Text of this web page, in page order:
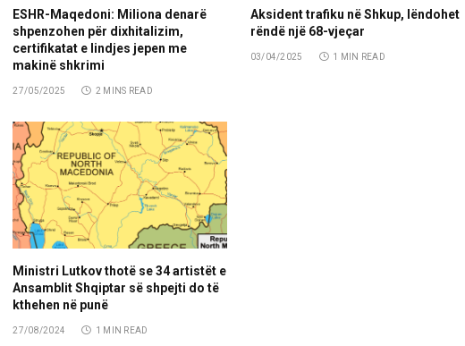
ESHR-Maqedoni: Miliona denarë
shpenzohen për dixhitalizim,
certifikatat e lindjes jepen me
makinë shkrimi
27/05/2025 2 MINS READ
Aksident trafiku në Shkup, lëndohet
rëndë një 68-vjeçar
03/04/2025 1 MIN READ
Ministri Lutkov thotë se 34 artistët e
Ansamblit Shqiptar së shpejti do të
kthehen në punë
27/08/2024 1 MIN READ